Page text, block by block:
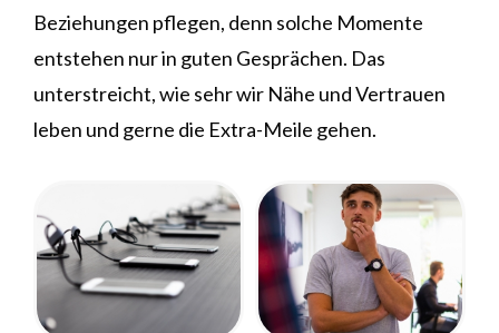
Beziehungen pflegen, denn solche Momente
entstehen nur in guten Gesprächen. Das
unterstreicht, wie sehr wir Nähe und Vertrauen
leben und gerne die Extra-Meile gehen.